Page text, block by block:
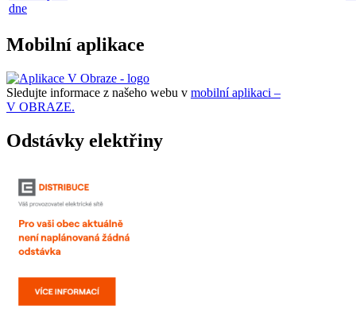
dne
Mobilní aplikace
Sledujte informace z našeho webu v mobilní aplikaci –
V OBRAZE.
Odstávky elektřiny